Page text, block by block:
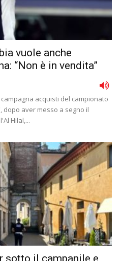
vuole anche
“Non è in vendita”
acquisti del campionato
dopo aver messo a segno il
Hilal,...
sotto il campanile e